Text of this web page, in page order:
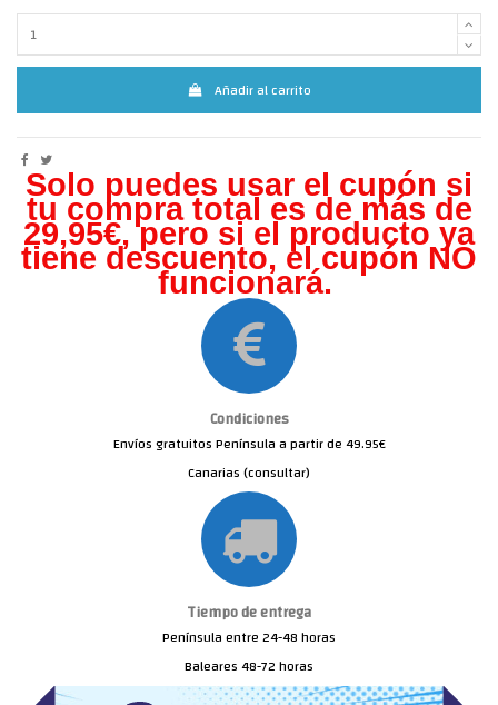
Añadir al carrito
Solo puedes usar el cupón si
tu compra total es de más de
29,95€, pero si el producto ya
tiene descuento, el cupón NO
funcionará.
Condiciones
Envíos gratuitos Península a partir de 49.95€
Canarias (consultar)
Tiempo de entrega
Península entre 24-48 horas
Baleares 48-72 horas